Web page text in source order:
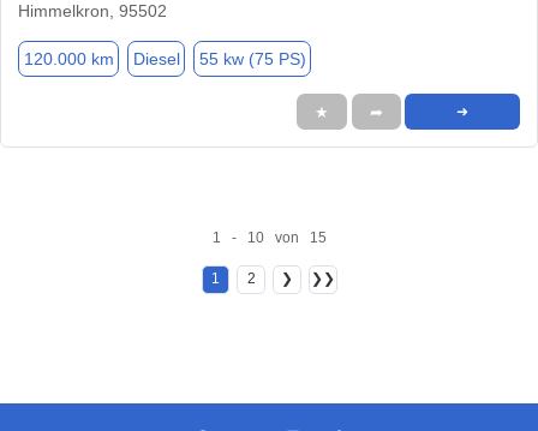
Himmelkron, 95502
120.000 km Diesel 55 kw (75 PS)
★ ➦ ➜
1 - 10 von 15
1 2 ❯ ❯❯